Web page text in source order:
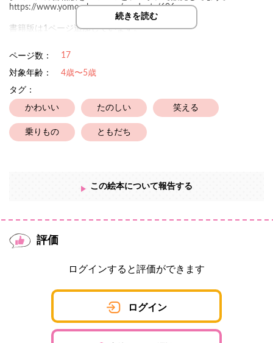
https://www.yomo-ehon.com/products/696
書籍版は1ページ追加しています。
続きを読む
ページ数： 17
対象年齢：
4歳〜5歳
タグ：
かわいい たのしい 笑える
乗りもの ともだち
この絵本について報告する
評価
ログインすると評価ができます
ログイン